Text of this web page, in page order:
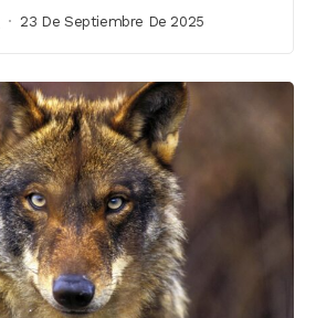
23 De Septiembre De 2025